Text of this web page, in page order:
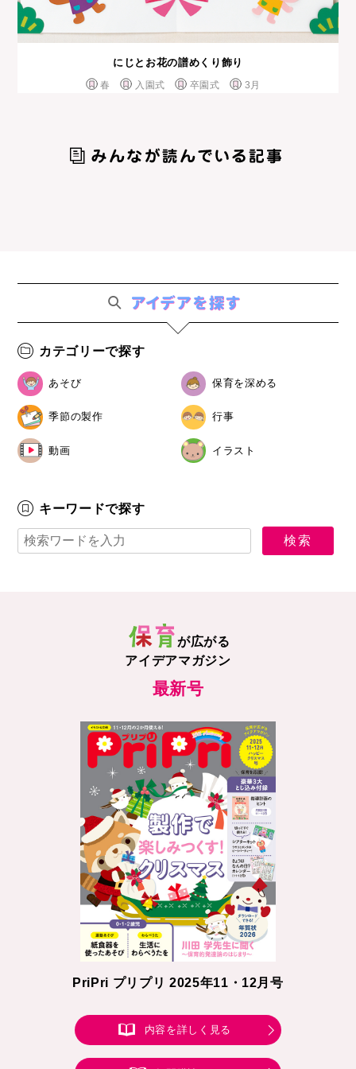
にじとお花の譜めくり飾り
春 入園式 卒園式 3月
カテゴリーで探す
あそび 保育を深める
季節の製作 行事
動画 イラスト
キーワードで探す
が広がる
アイデアマガジン
最新号
PriPri プリプリ 2025年11・12月号
内容を詳しく見る